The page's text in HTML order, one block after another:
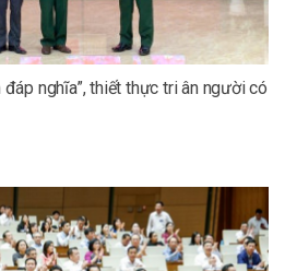
đáp nghĩa”, thiết thực tri ân người có